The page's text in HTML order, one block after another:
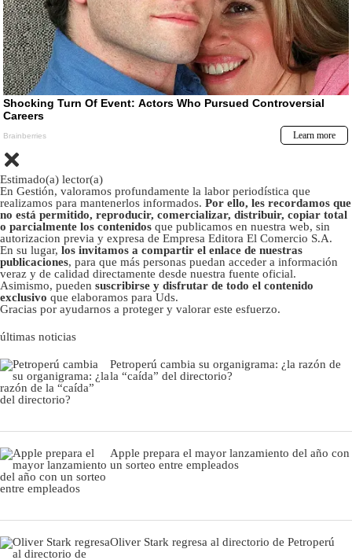
Estimado(a) lector(a)
En Gestión, valoramos profundamente la labor periodística que
realizamos para mantenerlos informados. Por ello, les recordamos que
no está permitido, reproducir, comercializar, distribuir, copiar total
o parcialmente los contenidos que publicamos en nuestra web, sin
autorizacion previa y expresa de Empresa Editora El Comercio S.A.
En su lugar, los invitamos a compartir el enlace de nuestras
publicaciones, para que más personas puedan acceder a información
veraz y de calidad directamente desde nuestra fuente oficial.
Asimismo, pueden suscribirse y disfrutar de todo el contenido
exclusivo que elaboramos para Uds.
Gracias por ayudarnos a proteger y valorar este esfuerzo.
últimas noticias
Petroperú cambia su organigrama: ¿la razón de
la “caída” del directorio?
Apple prepara el mayor lanzamiento del año con
un sorteo entre empleados
Oliver Stark regresa al directorio de Petroperú